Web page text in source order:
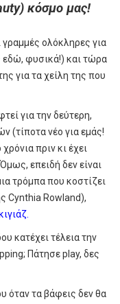
κόσμο μας!
ολόκληρες για
εδώ, φυσικά!) και τώρα
για τα χείλη της που
για την δεύτερη,
(τίποτα νέο για εμάς!
πριν κι έχει
επειδή δεν είναι
τρόμπα που κοστίζει
Cynthia Rowland),
κατέχει τέλεια την
Πάτησε play, δες
όταν τα βάφεις δεν θα